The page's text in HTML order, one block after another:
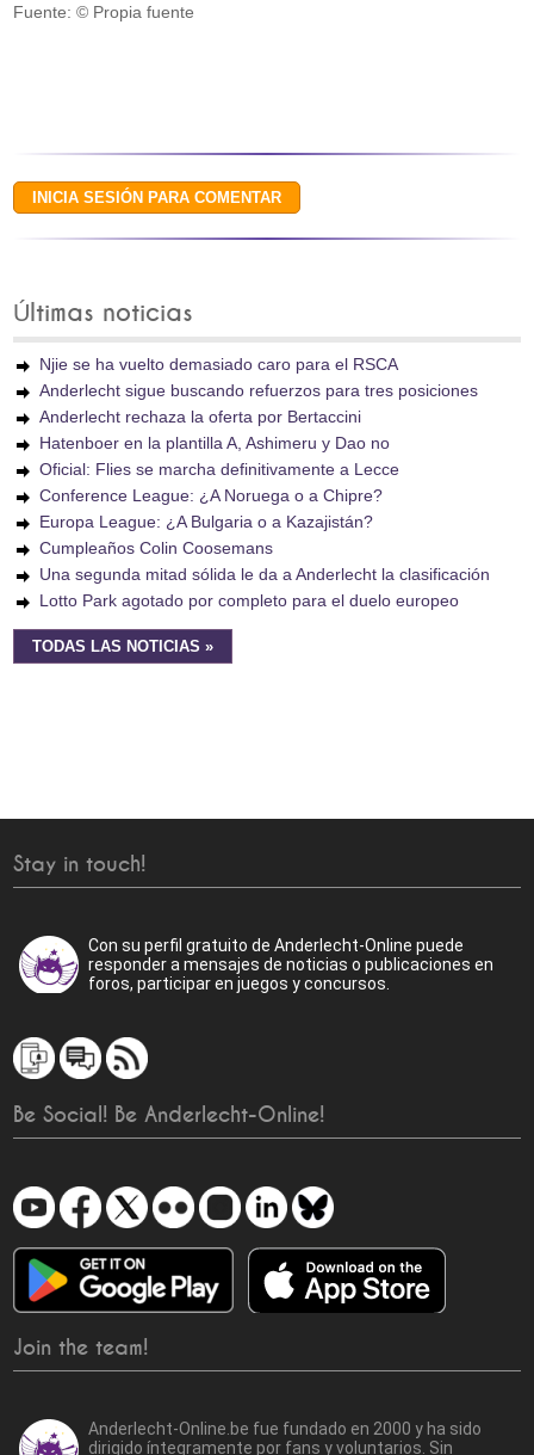
Fuente: © Propia fuente
Últimas noticias
Njie se ha vuelto demasiado caro para el RSCA
Anderlecht sigue buscando refuerzos para tres posiciones
Anderlecht rechaza la oferta por Bertaccini
Hatenboer en la plantilla A, Ashimeru y Dao no
Oficial: Flies se marcha definitivamente a Lecce
Conference League: ¿A Noruega o a Chipre?
Europa League: ¿A Bulgaria o a Kazajistán?
Cumpleaños Colin Coosemans
Una segunda mitad sólida le da a Anderlecht la clasificación
Lotto Park agotado por completo para el duelo europeo
TODAS LAS NOTICIAS »
Stay in touch!
Con su perfil gratuito de Anderlecht-Online puede
responder a mensajes de noticias o publicaciones en
foros, participar en juegos y concursos.
Be Social! Be Anderlecht-Online!
Join the team!
Anderlecht-Online.be fue fundado en 2000 y ha sido
dirigido íntegramente por fans y voluntarios. Sin